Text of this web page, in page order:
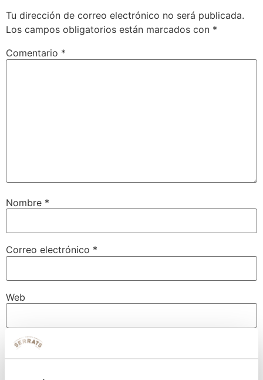
Tu dirección de correo electrónico no será publicada.
Los campos obligatorios están marcados con *
Comentario *
Nombre *
Correo electrónico *
Web